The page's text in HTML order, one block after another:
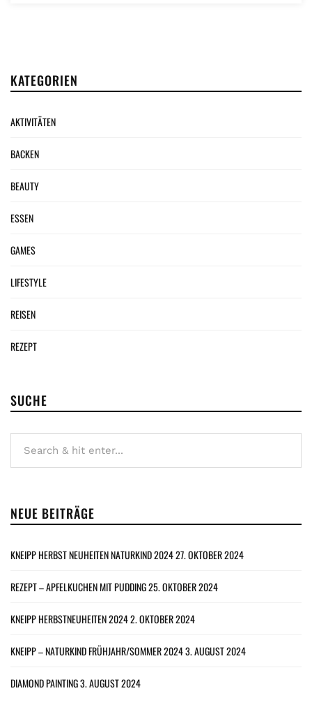
KATEGORIEN
AKTIVITÄTEN
BACKEN
BEAUTY
ESSEN
GAMES
LIFESTYLE
REISEN
REZEPT
SUCHE
NEUE BEITRÄGE
KNEIPP HERBST NEUHEITEN NATURKIND 202427. OKTOBER 2024
REZEPT – APFELKUCHEN MIT PUDDING25. OKTOBER 2024
KNEIPP HERBSTNEUHEITEN 20242. OKTOBER 2024
KNEIPP – NATURKIND FRÜHJAHR/SOMMER 20243. AUGUST 2024
DIAMOND PAINTING3. AUGUST 2024